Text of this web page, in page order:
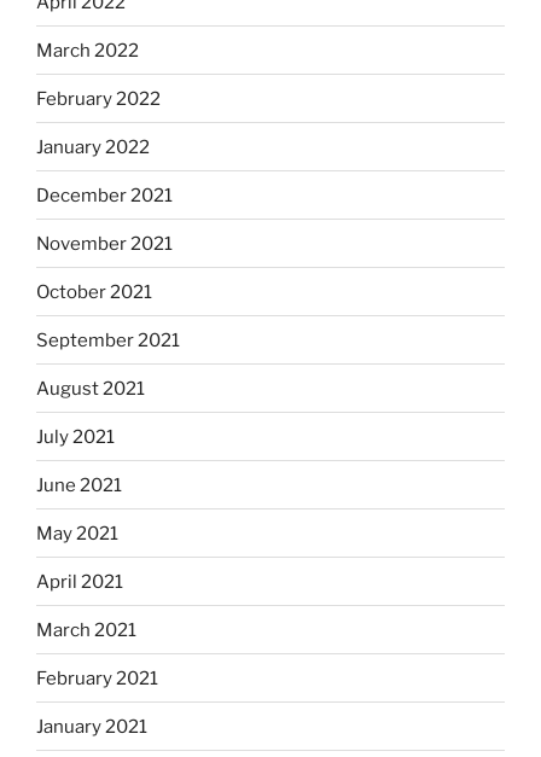
March 2022
February 2022
January 2022
December 2021
November 2021
October 2021
September 2021
August 2021
July 2021
June 2021
May 2021
April 2021
March 2021
February 2021
January 2021